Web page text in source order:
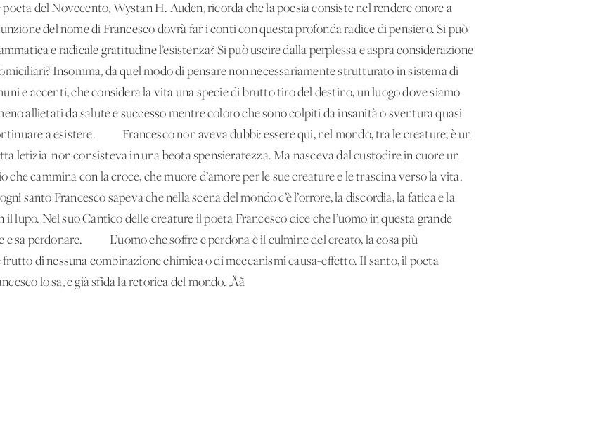
del Novecento, Wystan H. Auden, ricorda che la poesia consiste nel rendere onore a
del nome di Francesco dovrà far i conti con questa profonda radice di pensiero. Si può
e radicale gratitudine l’esistenza? Si può uscire dalla perplessa e aspra considerazione
Insomma, da quel modo di pensare non necessariamente strutturato in sistema di
e accenti, che considera la vita una specie di brutto tiro del destino, un luogo dove siamo
allietati da salute e successo mentre coloro che sono colpiti da insanità o sventura quasi
a esistere. Francesco non aveva dubbi: essere qui, nel mondo, tra le creature, è un
letizia' non consisteva in una beota spensieratezza. Ma nasceva dal custodire in cuore un
cammina con la croce, che muore d’amore per le sue creature e le trascina verso la vita.
santo Francesco sapeva che nella scena del mondo c’è l’orrore, la discordia, la fatica e la
lupo. Nel suo Cantico delle creature il poeta Francesco dice che l’uomo in questa grande
e sa perdonare. L’uomo che soffre e perdona è il culmine del creato, la cosa più
di nessuna combinazione chimica o di meccanismi causa-effetto. Il santo, il poeta
lo sa, e già sfida la retorica del mondo. ‚Äã